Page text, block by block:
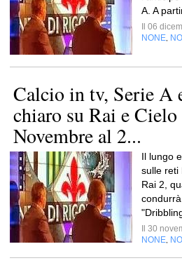
A. A
Il 06
NONE
Calcio in tv, Serie A
chiaro su Rai e
Novembre al 2...
Il lungo
sulle reti
Rai 2,
Il 30
NONE